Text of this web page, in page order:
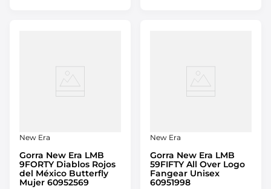
New Era
Gorra New Era LMB
9FORTY Diablos Rojos
del México Butterfly
Mujer 60952569
New Era
Gorra New Era LMB
59FIFTY All Over Logo
Fangear Unisex
60951998